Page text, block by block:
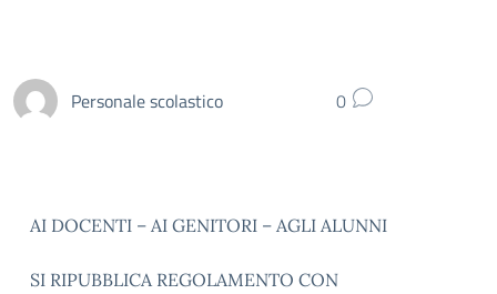
Personale scolastico 0
AI DOCENTI – AI GENITORI – AGLI ALUNNI
SI RIPUBBLICA REGOLAMENTO CON